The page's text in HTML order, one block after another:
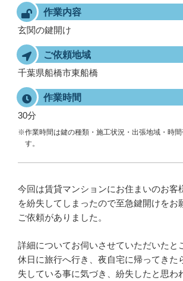
作業内容
玄関の鍵開け
ご依頼地域
千葉県船橋市東船橋
作業時間
30分
※作業時間は鍵の種類・施工状況・出張地域・時間
す。
今回は賃貸マンションにお住まいのお客
を紛失してしまったので至急鍵開けをお
ご依頼がありました。
詳細についてお伺いさせていただいたと
休日に旅行へ行き、夜自宅に帰ってきた
失している事に気づき、紛失したと思わ